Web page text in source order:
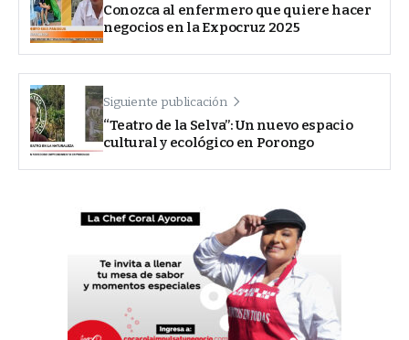
Conozca al enfermero que quiere hacer
negocios en la Expocruz 2025
Siguiente publicación
“Teatro de la Selva”: Un nuevo espacio
cultural y ecológico en Porongo